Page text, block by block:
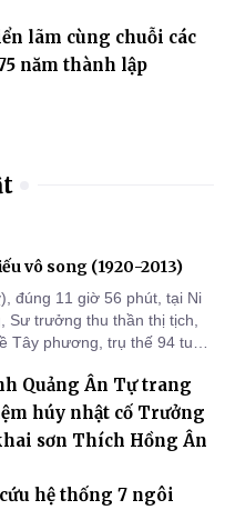
lãm cùng chuỗi các
năm thành lập
vô song (1920-2013)
đúng 11 giờ 56 phút, tại Ni
trưởng thu thần thị tịch,
Tây phương, trụ thế 94 tuổi
Quảng Ân Tự trang
húy nhật cố Trưởng
sơn Thích Hồng Ân
hệ thống 7 ngôi